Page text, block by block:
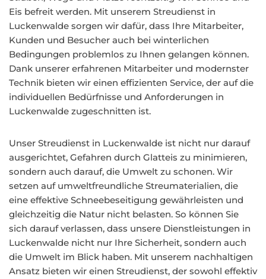
Eis befreit werden. Mit unserem Streudienst in
Luckenwalde sorgen wir dafür, dass Ihre Mitarbeiter,
Kunden und Besucher auch bei winterlichen
Bedingungen problemlos zu Ihnen gelangen können.
Dank unserer erfahrenen Mitarbeiter und modernster
Technik bieten wir einen effizienten Service, der auf die
individuellen Bedürfnisse und Anforderungen in
Luckenwalde zugeschnitten ist.
Unser Streudienst in Luckenwalde ist nicht nur darauf
ausgerichtet, Gefahren durch Glatteis zu minimieren,
sondern auch darauf, die Umwelt zu schonen. Wir
setzen auf umweltfreundliche Streumaterialien, die
eine effektive Schneebeseitigung gewährleisten und
gleichzeitig die Natur nicht belasten. So können Sie
sich darauf verlassen, dass unsere Dienstleistungen in
Luckenwalde nicht nur Ihre Sicherheit, sondern auch
die Umwelt im Blick haben. Mit unserem nachhaltigen
Ansatz bieten wir einen Streudienst, der sowohl effektiv